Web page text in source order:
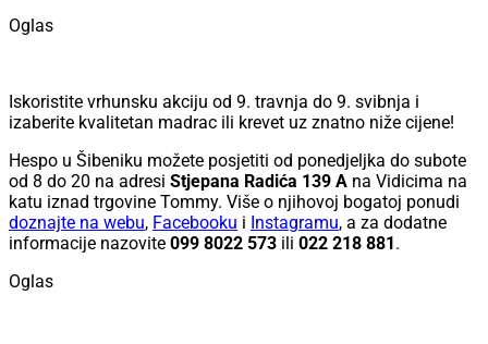
Oglas
Iskoristite vrhunsku akciju od 9. travnja do 9. svibnja i
izaberite kvalitetan madrac ili krevet uz znatno niže cijene!
Hespo u Šibeniku možete posjetiti od ponedjeljka do subote
od 8 do 20 na adresi Stjepana Radića 139 A na Vidicima na
katu iznad trgovine Tommy. Više o njihovoj bogatoj ponudi
doznajte na webu, Facebooku i Instagramu, a za dodatne
informacije nazovite 099 8022 573 ili 022 218 881 .
Oglas